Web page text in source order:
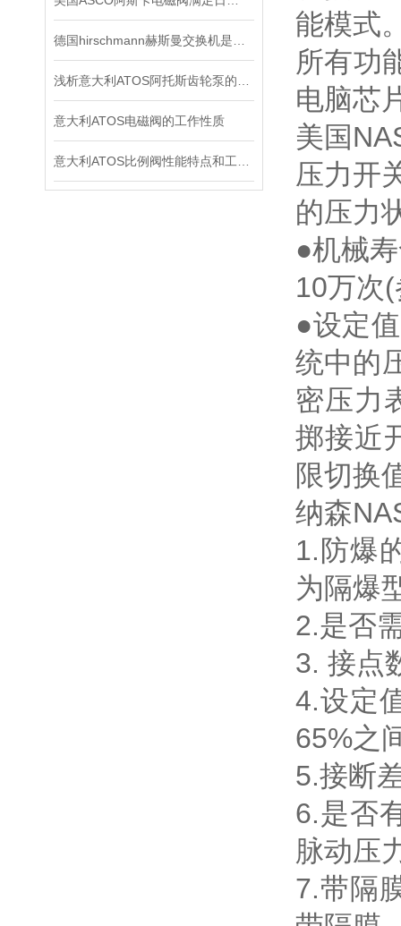
意大利ATOS电磁阀的工作性质
能模式
所有功
电脑芯
美国
压力开
的压力
●机械
10万次
●设定
统中的
密压力
掷接近
限切换
纳森
1.防爆
为隔爆
2.是否
3. 接点
4.设定
65%之
5.接断
6.是否
脉动压
7.带隔